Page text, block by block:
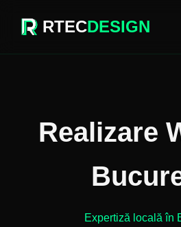
RTECDESIGN
Realizare
Expertiză locală în